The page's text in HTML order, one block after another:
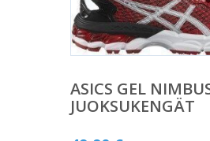
ASICS GEL
JUOKSUKENGÄT